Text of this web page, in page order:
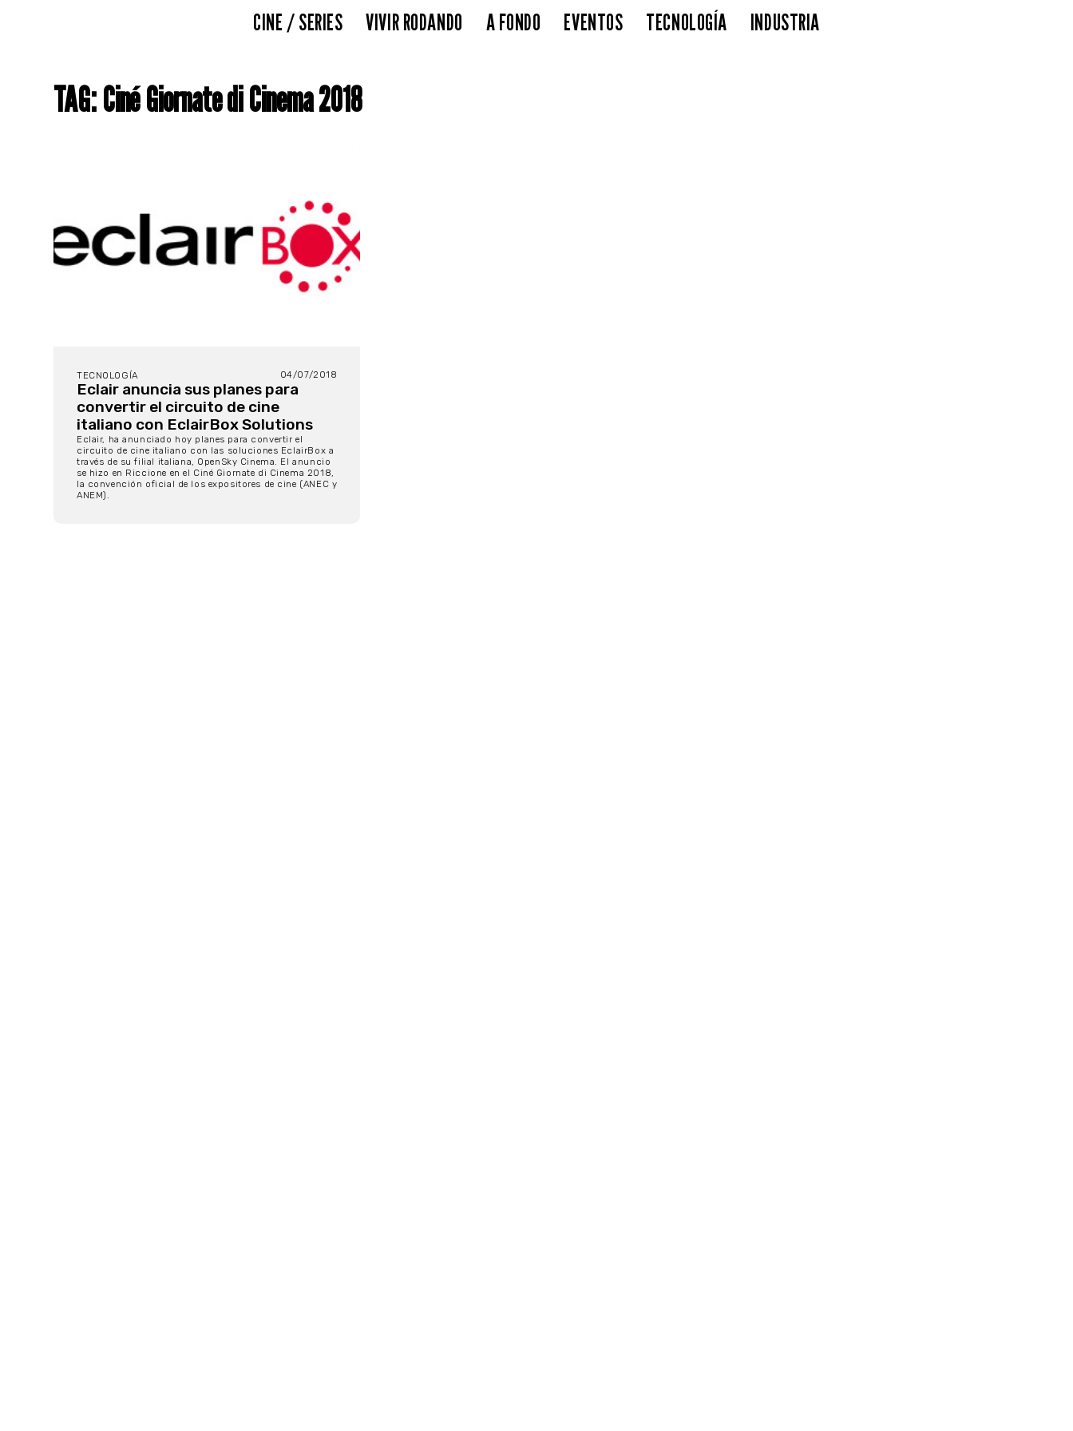
CINE / SERIES VIVIR RODANDO A FONDO EVENTOS TECNOLOGÍA INDUSTRIA
TAG: Ciné Giornate di Cinema 2018
TECNOLOGÍA 04/07/2018
Eclair anuncia sus planes para
convertir el circuito de cine
italiano con EclairBox Solutions
Eclair, ha anunciado hoy planes para convertir el
circuito de cine italiano con las soluciones EclairBox a
través de su filial italiana, OpenSky Cinema. El anuncio
se hizo en Riccione en el Ciné Giornate di Cinema 2018,
la convención oficial de los expositores de cine (ANEC y
ANEM).